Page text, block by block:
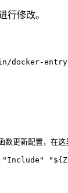
行修改。
docker-
数更新配置，